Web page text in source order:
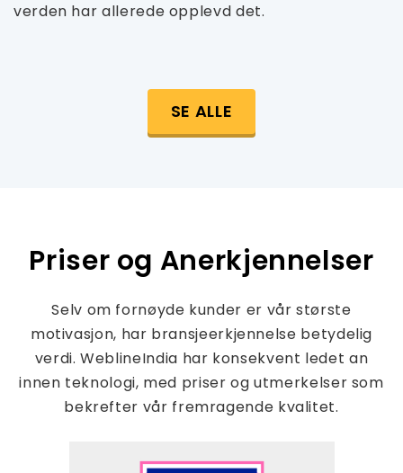
verden har allerede opplevd det.
SE ALLE
Priser og Anerkjennelser
Selv om fornøyde kunder er vår største
motivasjon, har bransjeerkjennelse betydelig
verdi. WeblineIndia har konsekvent ledet an
innen teknologi, med priser og utmerkelser som
bekrefter vår fremragende kvalitet.